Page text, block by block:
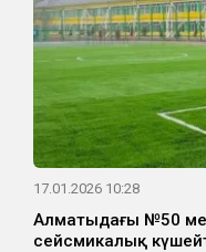
17.01.2026 10:28
Алматыдағы №50
сейсмикалық